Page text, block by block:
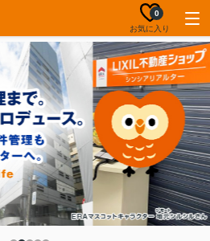
お気に入り
0